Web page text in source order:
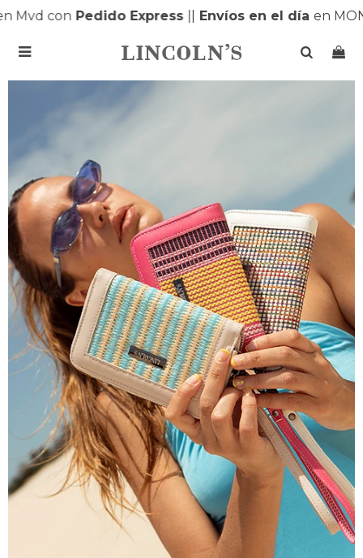
Mvd conPedido Express|| Envíos en el díaen
